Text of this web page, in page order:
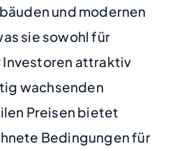
und modernen
sie sowohl für
Investoren attraktiv
wachsenden
Preisen bietet
Bedingungen für